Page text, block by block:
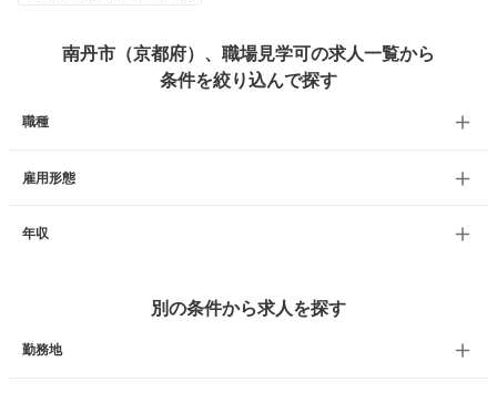
南丹市（京都府）、職場見学可の求人一覧から
条件を絞り込んで探す
職種
雇用形態
年収
別の条件から求人を探す
勤務地